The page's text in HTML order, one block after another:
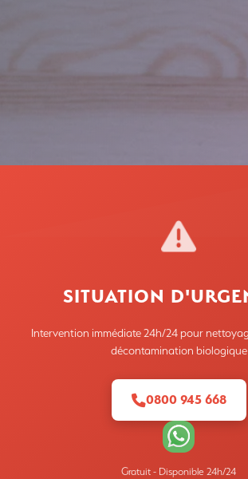
SITUATION
Intervention immédiate 24h/24 pour
décontamination biologique
0800 945 668
Gratuit - Disponible 24h/24